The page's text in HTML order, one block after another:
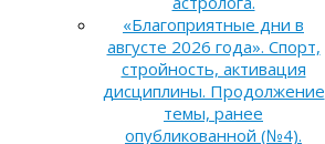
«Благоприятные дни в
августе 2026 года». Спорт,
стройность, активация
дисциплины. Продолжение
темы, ранее
опубликованной (№4).